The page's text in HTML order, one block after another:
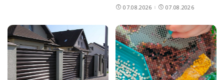
07.08.2026 07.08.2026